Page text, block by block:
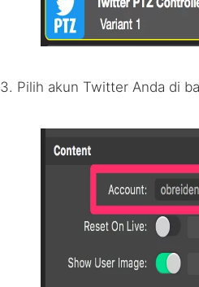
3. Pilih akun Twitter Anda di